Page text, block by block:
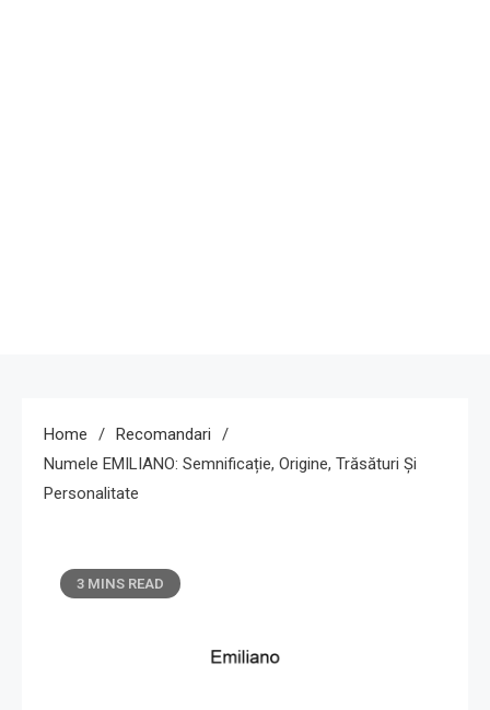
Home
Recomandari
Numele EMILIANO: Semnificație, Origine, Trăsături Și
Personalitate
3 MINS READ